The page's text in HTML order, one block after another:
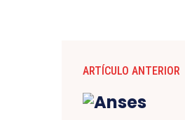
ARTÍCULO ANTERIOR